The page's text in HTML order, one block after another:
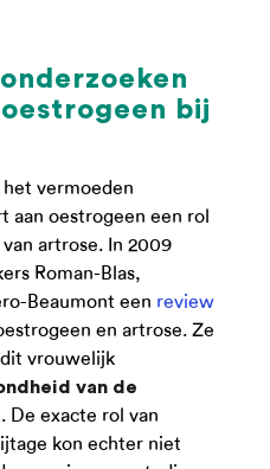
bij
vermoeden
aan oestrogeen een rol
artrose. In 2009
Roman-Blas,
Beaumont een review
en artrose. Ze
vrouwelijk
van de
. De exacte rol van
kon echter niet